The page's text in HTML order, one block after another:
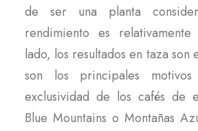
de ser una planta
rendimiento es
lado, los resultados en taza son
son los principales
exclusividad de los cafés de
Blue Mountains o Montañas